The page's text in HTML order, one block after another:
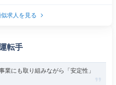
求人を見る
転手
にも取り組みながら「安定性」